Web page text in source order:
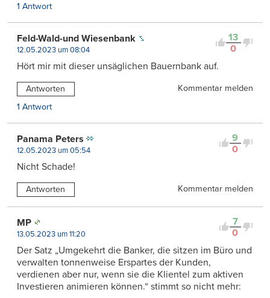
1 Antwort
13
0
Feld-Wald-und Wiesenbank
12.05.2023 um 08:04
Hört mir mit dieser unsäglichen Bauernbank auf.
Antworten
Kommentar melden
1 Antwort
9
0
Panama Peters
12.05.2023 um 05:54
Nicht Schade!
Antworten Kommentar melden
7
0
MP
13.05.2023 um 11:20
Der Satz „Umgekehrt die Banker, die sitzen im Büro und
verwalten tonnenweise Erspartes der Kunden,
verdienen aber nur, wenn sie die Klientel zum aktiven
Investieren animieren können.“ stimmt so nicht mehr: